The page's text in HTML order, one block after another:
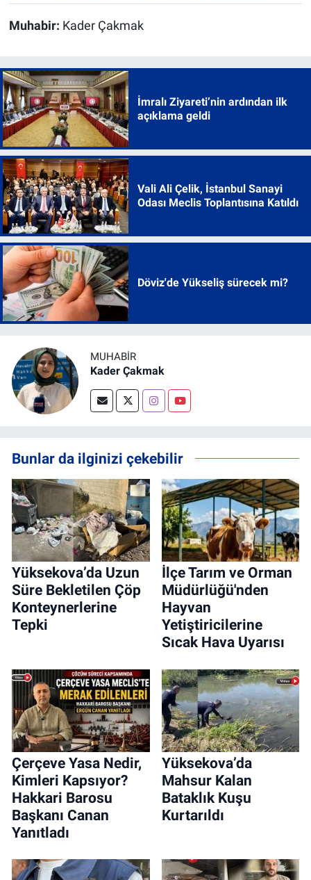
Muhabir: Kader Çakmak
İmralı Ziyareti’nin ardından ilk
açıklama geldi
Vali Ali Çelik, İstanbul Sanayi
Odası Meclis Toplantısına Katıldı
Döviz'de Yükseliş sürecek mi?
MUHABİR
Kader Çakmak
Bunlar da ilginizi çekebilir
Yüksekova’da Uzun
Süre Bekletilen Çöp
Konteynerlerine
Tepki
İlçe Tarım ve Orman
Müdürlüğü'nden
Hayvan
Yetiştiricilerine
Sıcak Hava Uyarısı
Çerçeve Yasa Nedir,
Kimleri Kapsıyor?
Hakkari Barosu
Başkanı Canan
Yanıtladı
Yüksekova’da
Mahsur Kalan
Bataklık Kuşu
Kurtarıldı